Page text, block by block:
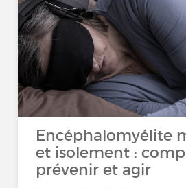
Encéphalomyélite
et isolement :
prévenir et agir